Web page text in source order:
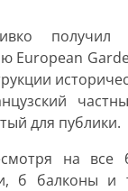
European
для публики.
на все
б балконы и